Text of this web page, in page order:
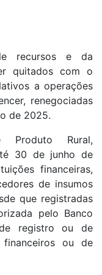
recursos e da
quitados com o
a operações
renegociadas
de 2025.
Produto Rural,
30 de junho de
financeiras,
de insumos
que registradas
pelo Banco
registro ou de
ou de